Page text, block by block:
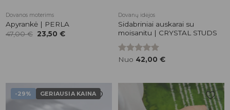
Dovanos moterims
Apyrankė | PERLA
47,00€ Original
price
23,50€Current
Dovanų idėjos
Sidabriniai auskarai su
moisanitu | CRYSTAL STUDS
Įvertinimas:
Nuo 42,00 €
-29% GERIAUSIA KAINA